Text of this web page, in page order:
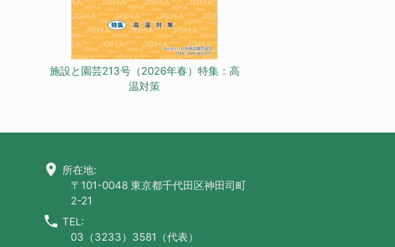
施設と園芸213号（2026年春）特集：高
温対策
location_on 所在地:
〒101-0048 東京都千代田区神田司町
2-21
call TEL:
03（3233）3581（代表）